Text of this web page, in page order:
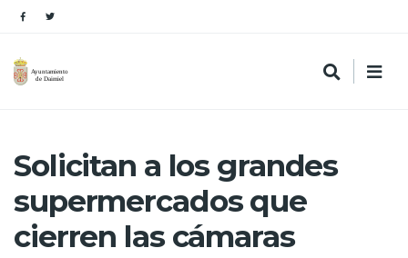
Solicitan a los grandes
supermercados que
cierren las cámaras